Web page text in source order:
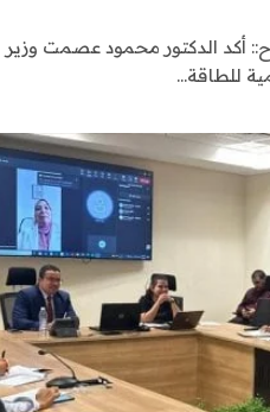
أكد الدكتور محمود عصمت وزير
للطاقة…